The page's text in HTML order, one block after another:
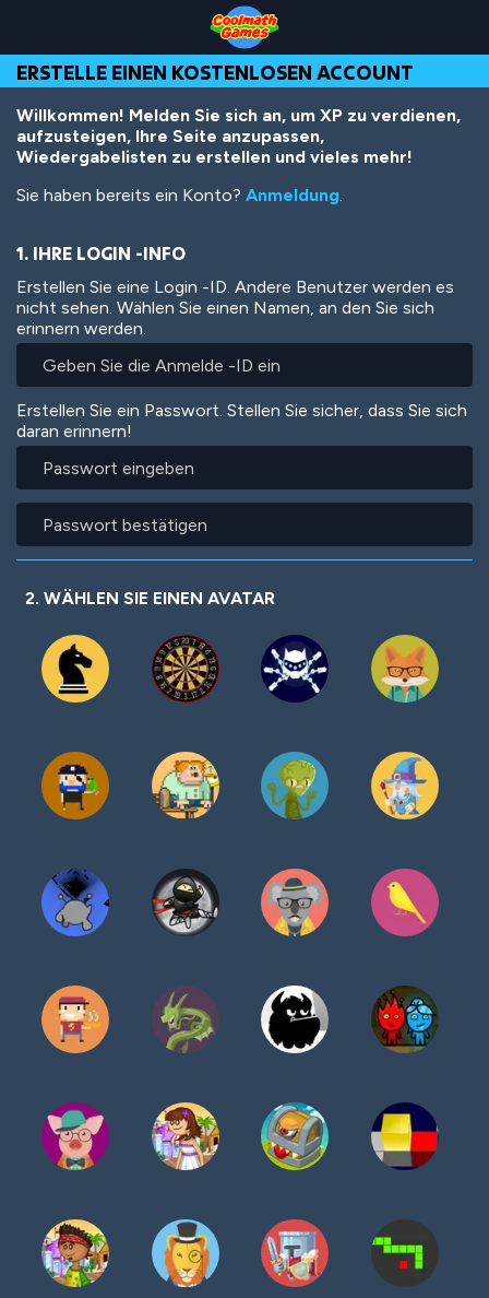
Top
of
Page
Navigation
Main
Content
Footer
Inhalt
ERSTELLE EINEN KOSTENLOSEN ACCOUNT
Willkommen! Melden Sie sich an, um XP zu verdienen,
aufzusteigen, Ihre Seite anzupassen,
Wiedergabelisten zu erstellen und vieles mehr!
Sie haben bereits ein Konto? Anmeldung.
1. IHRE LOGIN -INFO
Erstellen Sie eine Login -ID. Andere Benutzer werden es
nicht sehen. Wählen Sie einen Namen, an den Sie sich
erinnern werden.
Erstellen Sie ein Passwort. Stellen Sie sicher, dass Sie sich
daran erinnern!
eingeben
bestätigen
2. WÄHLEN SIE EINEN AVATAR